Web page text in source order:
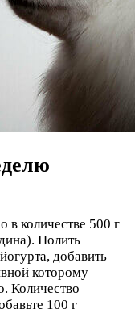
количестве 500 г
Полить
добавить
которому
Количество
100 г